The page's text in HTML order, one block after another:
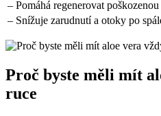
– Pomáhá regenerovat
– Snížuje zarudnutí a otoky po​
Proč byste měli mít​
ruce